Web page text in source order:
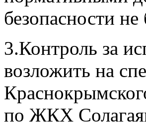
безопасности
3.Контроль за
возложить на
по ЖКХ